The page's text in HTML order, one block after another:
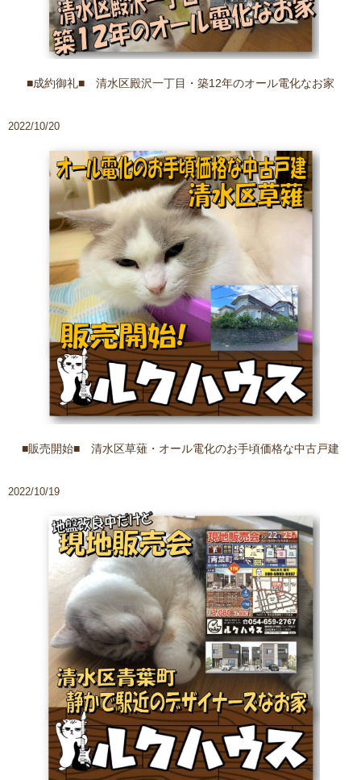
■成約御礼■ 清水区殿沢一丁目・築12年のオール電化なお家
2022/10/20
■販売開始■ 清水区草薙・オール電化のお手頃価格な中古戸建
2022/10/19